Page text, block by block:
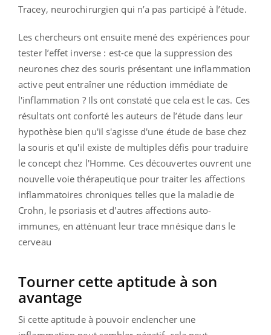
Tracey, neurochirurgien qui n’a pas participé à l’étude.
Les chercheurs ont ensuite mené des expériences pour
tester l’effet inverse : est-ce que la suppression des
neurones chez des souris présentant une inflammation
active peut entraîner une réduction immédiate de
l'inflammation ? Ils ont constaté que cela est le cas. Ces
résultats ont conforté les auteurs de l’étude dans leur
hypothèse bien qu'il s'agisse d'une étude de base chez
la souris et qu'il existe de multiples défis pour traduire
le concept chez l'Homme. Ces découvertes ouvrent une
nouvelle voie thérapeutique pour traiter les affections
inflammatoires chroniques telles que la maladie de
Crohn, le psoriasis et d'autres affections auto-
immunes, en atténuant leur trace mnésique dans le
cerveau
Tourner cette aptitude à son
avantage
Si cette aptitude à pouvoir enclencher une